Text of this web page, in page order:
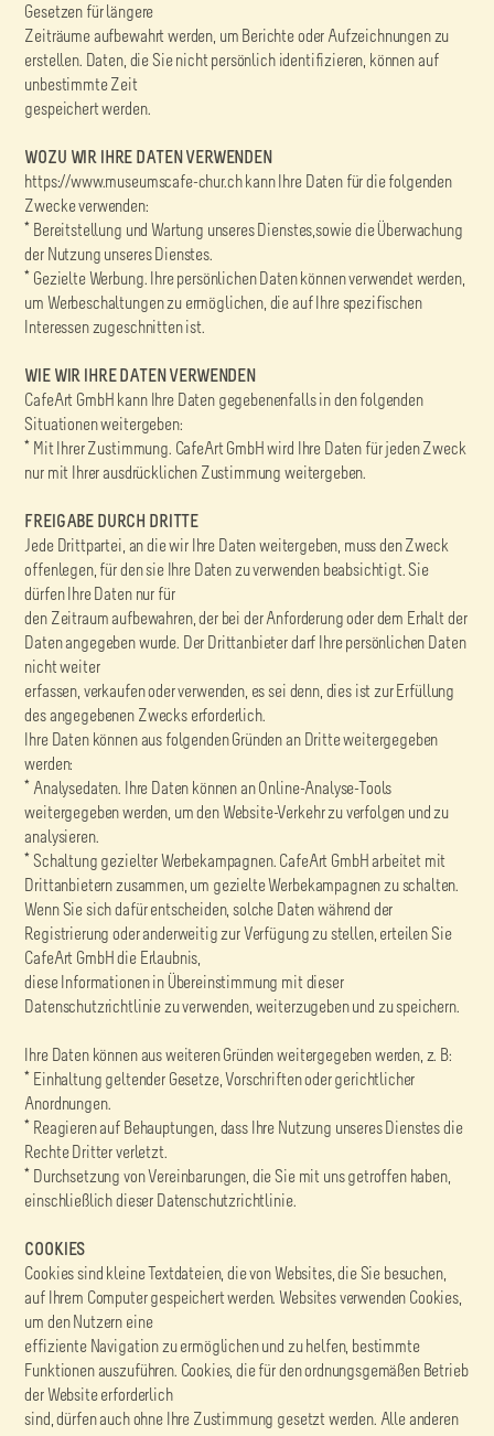
Gesetzen für längere
Zeiträume aufbewahrt werden, um Berichte oder Aufzeichnungen zu
erstellen. Daten, die Sie nicht persönlich identifizieren, können auf
unbestimmte Zeit
gespeichert werden.
WOZU WIR IHRE DATEN VERWENDEN
https://www.museumscafe-chur.ch kann Ihre Daten für die folgenden
Zwecke verwenden:
* Bereitstellung und Wartung unseres Dienstes,sowie die Überwachung
der Nutzung unseres Dienstes.
* Gezielte Werbung. Ihre persönlichen Daten können verwendet werden,
um Werbeschaltungen zu ermöglichen, die auf Ihre spezifischen
Interessen zugeschnitten ist.
WIE WIR IHRE DATEN VERWENDEN
CafeArt GmbH kann Ihre Daten gegebenenfalls in den folgenden
Situationen weitergeben:
* Mit Ihrer Zustimmung. CafeArt GmbH wird Ihre Daten für jeden Zweck
nur mit Ihrer ausdrücklichen Zustimmung weitergeben.
FREIGABE DURCH DRITTE
Jede Drittpartei, an die wir Ihre Daten weitergeben, muss den Zweck
offenlegen, für den sie Ihre Daten zu verwenden beabsichtigt. Sie
dürfen Ihre Daten nur für
den Zeitraum aufbewahren, der bei der Anforderung oder dem Erhalt der
Daten angegeben wurde. Der Drittanbieter darf Ihre persönlichen Daten
nicht weiter
erfassen, verkaufen oder verwenden, es sei denn, dies ist zur Erfüllung
des angegebenen Zwecks erforderlich.
Ihre Daten können aus folgenden Gründen an Dritte weitergegeben
werden:
* Analysedaten. Ihre Daten können an Online-Analyse-Tools
weitergegeben werden, um den Website-Verkehr zu verfolgen und zu
analysieren.
* Schaltung gezielter Werbekampagnen. CafeArt GmbH arbeitet mit
Drittanbietern zusammen, um gezielte Werbekampagnen zu schalten.
Wenn Sie sich dafür entscheiden, solche Daten während der
Registrierung oder anderweitig zur Verfügung zu stellen, erteilen Sie
CafeArt GmbH die Erlaubnis,
diese Informationen in Übereinstimmung mit dieser
Datenschutzrichtlinie zu verwenden, weiterzugeben und zu speichern.
Ihre Daten können aus weiteren Gründen weitergegeben werden, z. B:
* Einhaltung geltender Gesetze, Vorschriften oder gerichtlicher
Anordnungen.
* Reagieren auf Behauptungen, dass Ihre Nutzung unseres Dienstes die
Rechte Dritter verletzt.
* Durchsetzung von Vereinbarungen, die Sie mit uns getroffen haben,
einschließlich dieser Datenschutzrichtlinie.
COOKIES
Cookies sind kleine Textdateien, die von Websites, die Sie besuchen,
auf Ihrem Computer gespeichert werden. Websites verwenden Cookies,
um den Nutzern eine
effiziente Navigation zu ermöglichen und zu helfen, bestimmte
Funktionen auszuführen. Cookies, die für den ordnungsgemäßen Betrieb
der Website erforderlich
sind, dürfen auch ohne Ihre Zustimmung gesetzt werden. Alle anderen